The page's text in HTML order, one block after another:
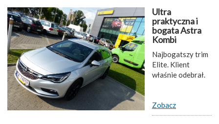
Ultra
praktyczna i
bogata Astra
Kombi
Najbogatszy trim
Elite. Klient
właśnie odebrał.
Zobacz